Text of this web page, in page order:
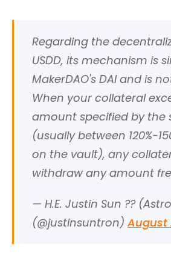
Regarding the
USDD, its mechanism is
MakerDAO's DAI and is
When your collateral
amount specified by the
(usually between 120%-
on the vault), any
withdraw any amount
— H.E. Justin Sun ?‍?
(@justinsuntron)August